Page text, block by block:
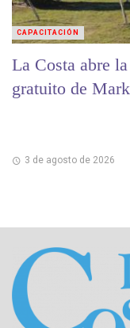
La Costa abre
gratuito de
3 de agosto de 2026
CAPACITACIÓN